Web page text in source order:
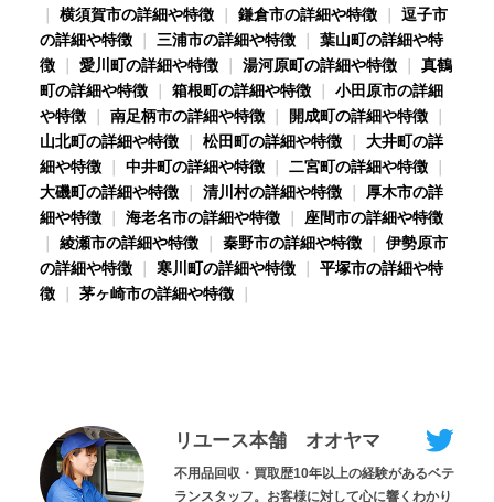
横須賀市の詳細や特徴｜ 鎌倉市の詳細や特徴｜ 逗子市
の詳細や特徴｜ 三浦市の詳細や特徴｜ 葉山町の詳細や特
徴｜ 愛川町の詳細や特徴｜ 湯河原町の詳細や特徴｜ 真鶴
町の詳細や特徴｜ 箱根町の詳細や特徴｜ 小田原市の詳細
や特徴｜ 南足柄市の詳細や特徴｜ 開成町の詳細や特徴｜
山北町の詳細や特徴｜ 松田町の詳細や特徴｜ 大井町の詳
細や特徴｜ 中井町の詳細や特徴｜ 二宮町の詳細や特徴｜
大磯町の詳細や特徴｜ 清川村の詳細や特徴｜ 厚木市の詳
細や特徴｜ 海老名市の詳細や特徴｜ 座間市の詳細や特徴
綾瀬市の詳細や特徴｜ 秦野市の詳細や特徴｜ 伊勢原市
の詳細や特徴｜ 寒川町の詳細や特徴｜ 平塚市の詳細や特
徴｜ 茅ヶ崎市の詳細や特徴｜
リユース本舗 オオヤマ
不用品回収・買取歴10年以上の経験があるベテ
ランスタッフ。お客様に対して心に響くわかり